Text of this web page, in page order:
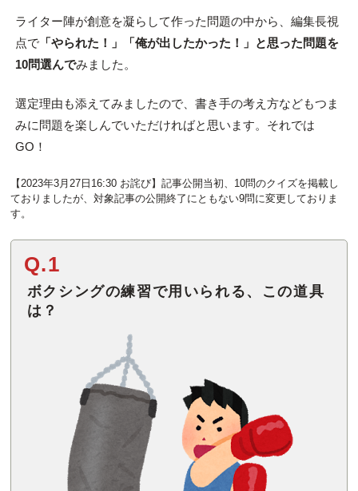
ライター陣が創意を凝らして作った問題の中から、編集長視
点で「やられた！」「俺が出したかった！」と思った問題を
10問選んでみました。
選定理由も添えてみましたので、書き手の考え方などもつま
みに問題を楽しんでいただければと思います。それでは
GO！
【2023年3月27日16:30 お詫び】記事公開当初、10問のクイズを掲載し
ておりましたが、対象記事の公開終了にともない9問に変更しておりま
す。
Q.1
ボクシングの練習で用いられる、この道具
は？